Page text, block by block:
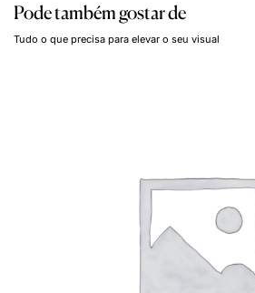
Pode também gostar de
Tudo o que precisa para elevar o seu visual